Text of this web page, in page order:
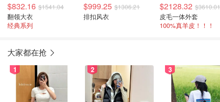
$832.16 $1541.04
翻领大衣
经典系列
$999.25 $1306.21
排扣风衣
$2128.32 $3610.01
皮毛一体外套
100%真羊皮！！！
大家都在抢
1 2 3